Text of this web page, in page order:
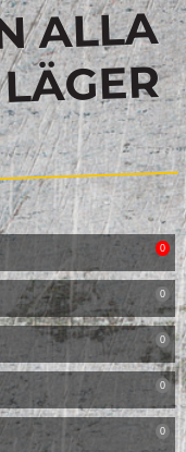
ALLA
0
0
0
0
0